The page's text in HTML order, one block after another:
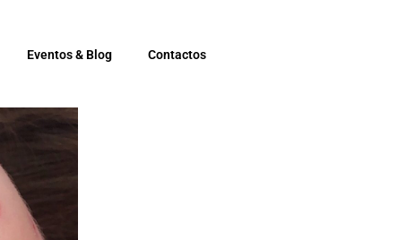
Eventos & Blog Contactos